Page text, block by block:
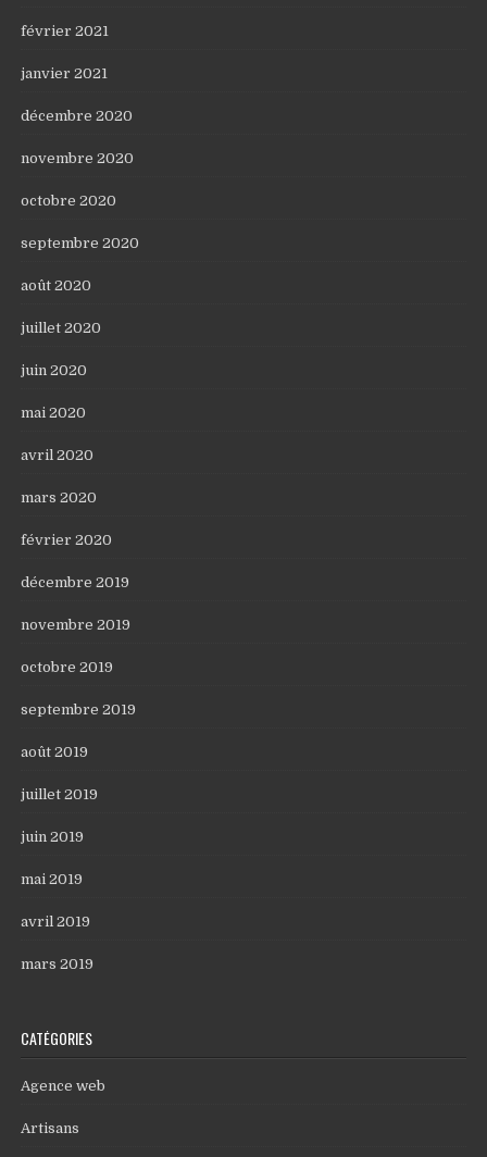
février 2021
janvier 2021
décembre 2020
novembre 2020
octobre 2020
septembre 2020
août 2020
juillet 2020
juin 2020
mai 2020
avril 2020
mars 2020
février 2020
décembre 2019
novembre 2019
octobre 2019
septembre 2019
août 2019
juillet 2019
juin 2019
mai 2019
avril 2019
mars 2019
CATÉGORIES
Agence web
Artisans